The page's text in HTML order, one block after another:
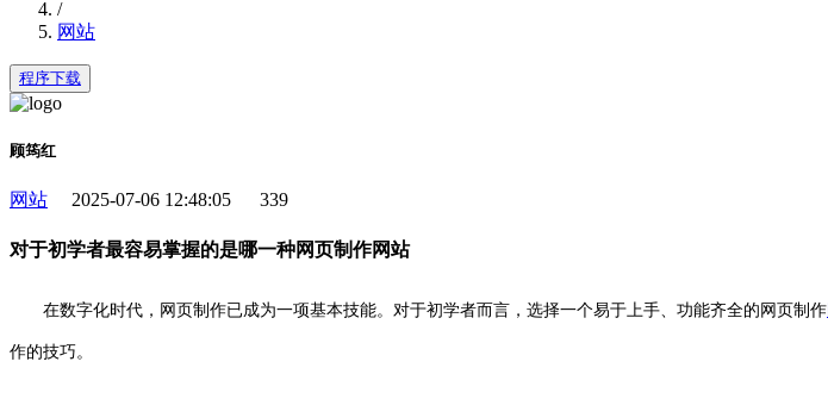
/
网站
程序下载
顾筠红
网站 2025-07-06 12:48:05 339
对于初学者最容易掌握的是哪一种网页制作网站
在数字化时代，网页制作已成为一项基本技能。对于初学者而言，选择一个易于上手、功能齐全的网页制作
作的技巧。